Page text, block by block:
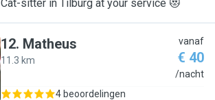
Cat-sitter in Tilburg at your service 😻
12. Matheus
11.3 km
vanaf
€ 40
/nacht
4 beoordelingen